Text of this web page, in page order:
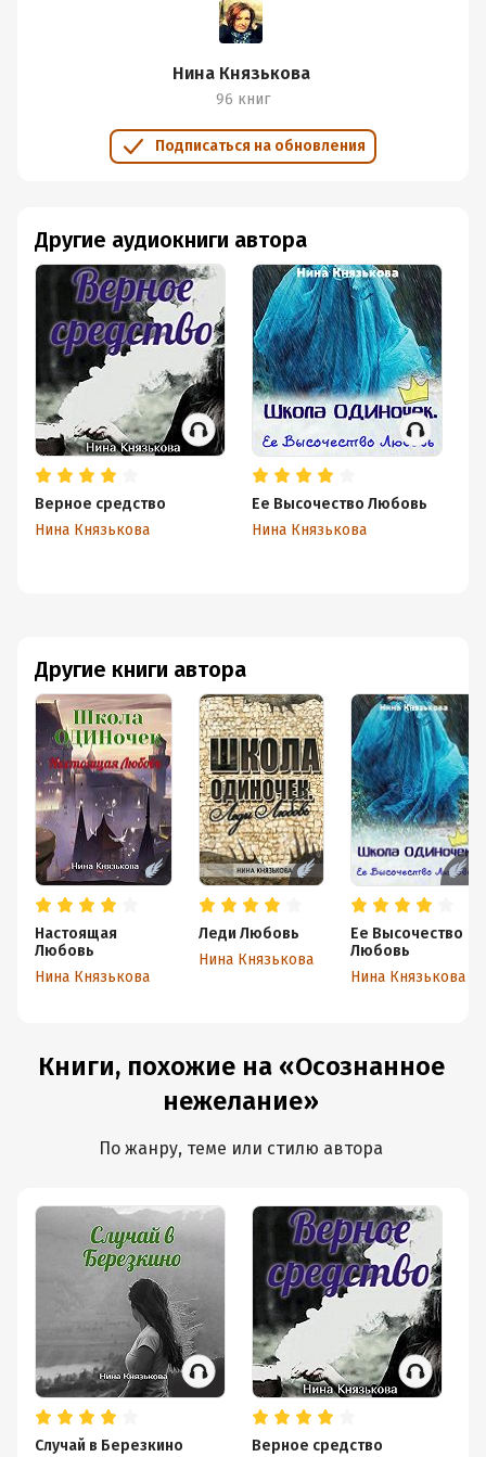
Нина Князькова
96 книг
Подписаться на обновления
Другие книги автора
Настоящая
Любовь
Нина Князькова
Леди Любовь
Нина Князькова
Ее Высочество
Любовь
Нина Князькова
Другие аудиокниги автора
Верное средство
Нина Князькова
Ее Высочество Любовь
Нина Князькова
Книги, похожие на «Осознанное
нежелание»
По жанру, теме или стилю автора
Случай в Березкино
Верное средство